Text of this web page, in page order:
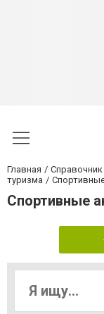
Главная Справочник
туризма
Спортивные